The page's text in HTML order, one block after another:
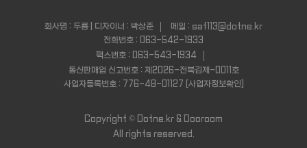
회사명 : 두름 | 디자이너 : 박상준
메일 : saf113@dotne.kr
전화번호 : 063-542-1933
팩스번호 : 063-543-1934
통신판매업 신고번호 : 제2026-전북김제-0011호
사업자등록번호 : 776-48-01127 [사업자정보확인]
Copyright © Dotne.kr & Dooroom
All rights reserved.